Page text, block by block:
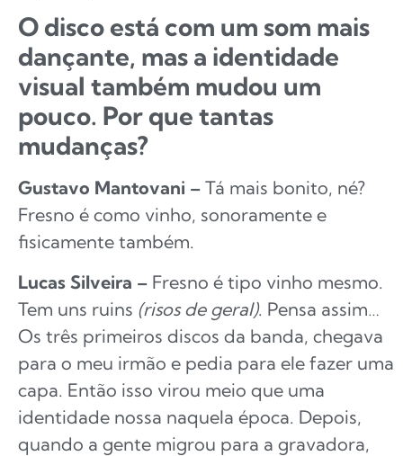
O disco está com um som mais
dançante, mas a identidade
visual também mudou um
pouco. Por que tantas
mudanças?
Gustavo Mantovani – Tá mais bonito, né?
Fresno é como vinho, sonoramente e
fisicamente também.
Lucas Silveira – Fresno é tipo vinho mesmo.
Tem uns ruins (risos de geral). Pensa assim…
Os três primeiros discos da banda, chegava
para o meu irmão e pedia para ele fazer uma
capa. Então isso virou meio que uma
identidade nossa naquela época. Depois,
quando a gente migrou para a gravadora,